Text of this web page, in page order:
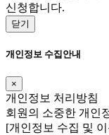
신청합니다.
닫기
개인정보 수집안내
×
개인정보 처리방침
회원의 소중한 개인
[개인정보 수집 및